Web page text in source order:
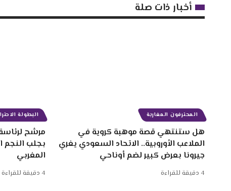
أخبار ذات صلة
المحترفون المغاربة
هل ستنتهي قصة موهبة كروية في
الملاعب الأوروبية.. الاتحاد السعودي يغري
جيرونا بعرض كبير لضم أوناحي
4 دقيقة للقراءة
البطولة
مرشح
بجلب
المغربي
4 دقيقة للقراءة